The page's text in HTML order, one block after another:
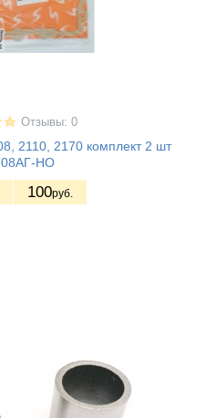
Отзывы: 0
2110, 2170 комплект 2 шт
НО
100руб.